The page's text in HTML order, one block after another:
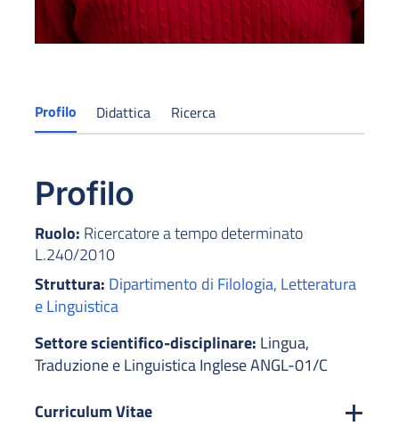
Profilo Didattica Ricerca
Profilo
Ruolo: Ricercatore a tempo determinato
L.240/2010
Struttura: Dipartimento di Filologia, Letteratura
e Linguistica
Settore scientifico-disciplinare: Lingua,
Traduzione e Linguistica Inglese ANGL-01/C
Curriculum Vitae